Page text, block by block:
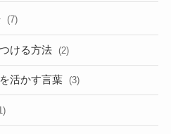
(7)
ける方法 (2)
活かす言葉 (3)